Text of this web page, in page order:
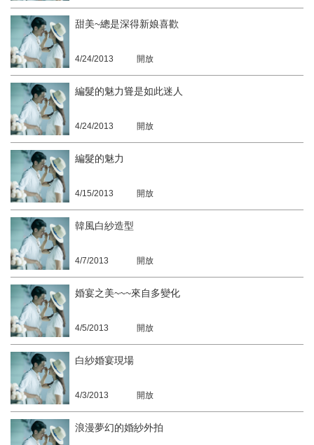
甜美~總是深得新娘喜歡
4/24/2013 開放
編髮的魅力聳是如此迷人
4/24/2013 開放
編髮的魅力
4/15/2013 開放
韓風白紗造型
4/7/2013 開放
婚宴之美~~~來自多變化
4/5/2013 開放
白紗婚宴現場
4/3/2013 開放
浪漫夢幻的婚紗外拍